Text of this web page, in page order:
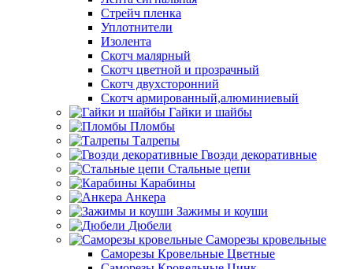
Стрейч пленка
Уплотнители
Изолента
Скотч малярный
Скотч цветной и прозрачный
Скотч двухсторонний
Скотч армированный,алюминиевый
Гайки и шайбы
Пломбы
Талрепы
Гвозди декоративные
Стальные цепи
Карабины
Анкера
Зажимы и коуши
Дюбели
Саморезы кровельные
Саморезы Кровельные Цветные